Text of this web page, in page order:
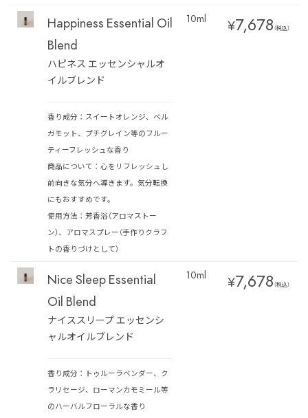
Happiness Essential Oil
Blend
ハピネス エッセンシャルオ
イルブレンド
香り成分：スイートオレンジ、ベル
ガモット、プチグレイン等のフルー
ティーフレッシュな香り
商品について：心をリフレッシュし
前向きな気分へ導きます。気分転換
にもおすすめです。
使用方法：芳香浴（アロマストー
ン）、アロマスプレー（手作りクラフ
トの香りづけとして）
10ml ¥7,678（税込）
Nice Sleep Essential
Oil Blend
ナイススリープ エッセンシ
ャルオイルブレンド
香り成分：トゥルーラベンダー、ク
ラリセージ、ローマンカモミール等
のハーバルフローラルな香り
10ml ¥7,678（税込）